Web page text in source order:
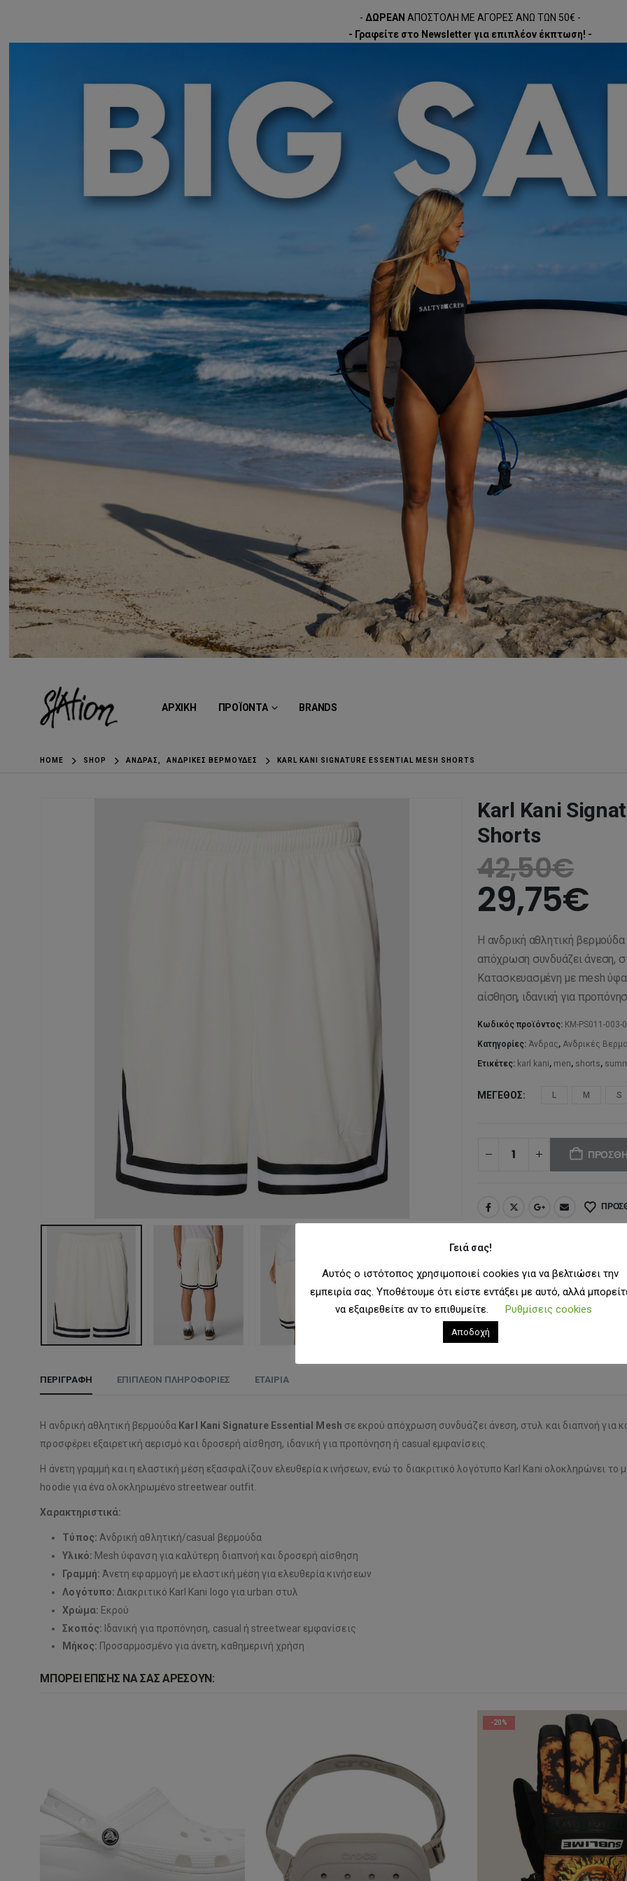
- ΔΩΡΕΑΝ ΑΠΟΣΤΟΛΗ ΜΕ ΑΓΟΡΕΣ ΑΝΩ ΤΩΝ 50€ -
- Γραφείτε στο Newsletter για επιπλέον έκπτωση! -
ΑΡΧΙΚΗ ΠΡΟΪΟΝΤΑ BRANDS
HOME SHOP ΆΝΔΡΑΣ ΑΝΔΡΙΚΈΣ ΒΕΡΜΟΎΔΕΣ KARL KANI SIGNATURE ESSENTIAL MESH SHORTS
Karl Kani
Shorts
42,50€
29,75€
Η ανδρική αθλητική βερμούδα
απόχρωση συνδυάζει άνεση,
Κατασκευασμένη με mesh
αίσθηση, ιδανική για
Κωδικός προϊόντος: KM-PS011-003-
Κατηγορίες: Άνδρας, Ανδρικές
Ετικέτες: karl kani, men, shorts,
ΜΈΓΕΘΟΣ L M S
ΠΕΡΙΓΡΑΦΉ ΕΠΙΠΛΈΟΝ ΠΛΗΡΟΦΟΡΊΕΣ ΕΤΑΙΡΊΑ
Η ανδρική αθλητική βερμούδα Karl Kani Signature Essential Mesh σε εκρού απόχρωση συνδυάζει άνεση, στυλ και διαπνοή για
προσφέρει εξαιρετική αερισμό και δροσερή αίσθηση, ιδανική για προπόνηση ή casual εμφανίσεις.
Η άνετη γραμμή και η ελαστική μέση εξασφαλίζουν ελευθερία κινήσεων, ενώ το διακριτικό λογότυπο Karl Kani ολοκληρώνει το
hoodie για ένα ολοκληρωμένο streetwear outfit.
Χαρακτηριστικά:
Τύπος: Ανδρική αθλητική/casual βερμούδα
Υλικό: Mesh ύφανση για καλύτερη διαπνοή και δροσερή αίσθηση
Γραμμή: Άνετη εφαρμογή με ελαστική μέση για ελευθερία κινήσεων
Λογότυπο: Διακριτικό Karl Kani logo για urban στυλ
Χρώμα: Εκρού
Σκοπός: Ιδανική για προπόνηση, casual ή streetwear εμφανίσεις
Μήκος: Προσαρμοσμένο για άνετη, καθημερινή χρήση
ΜΠΟΡΕΊ ΕΠΊΣΗΣ ΝΑ ΣΑΣ ΑΡΈΣΟΥΝ:
-20%
Γειά σας!
Αυτός ο ιστότοπος χρησιμοποιεί cookies για να βελτιώσει την
εμπειρία σας. Υποθέτουμε ότι είστε εντάξει με αυτό, αλλά
να εξαιρεθείτε αν το επιθυμείτε.
Ρυθμίσεις cookies
Αποδοχή